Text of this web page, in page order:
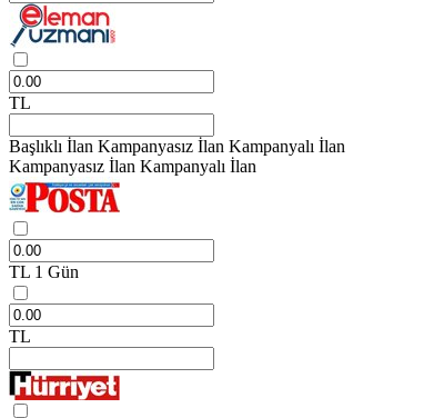
TL
Başlıklı İlan Kampanyasız İlan Kampanyalı İlan
Kampanyasız İlan Kampanyalı İlan
TL 1 Gün
TL